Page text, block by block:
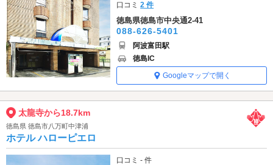
口コミ2 件
徳島県徳島市中央通2-41
088-626-5401
阿波富田駅
徳島IC
Googleマップで開く
太龍寺から18.7km
徳島県 徳島市八万町中津浦
ホテル ハローピエロ
口コミ - 件